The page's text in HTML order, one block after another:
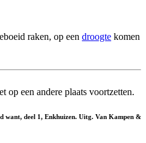
raken, op een droogte komen
op een andere plaats voortzetten.
want, deel 1, Enkhuizen. Uitg. Van Kampen &